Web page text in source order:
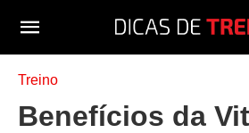
Treino
Benefícios da